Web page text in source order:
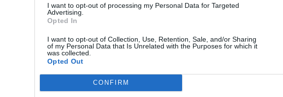
I want to opt-out of processing my Personal Data for Targeted
Advertising.
Opted In
I want to opt-out of Collection, Use, Retention, Sale, and/or Sharing
of my Personal Data that Is Unrelated with the Purposes for which it
was collected.
Opted Out
CONFIRM
2024. 11. 11. 16:59